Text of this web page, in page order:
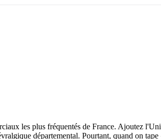
les plus fréquentés de France. Ajoutez
départemental. Pourtant, quand on